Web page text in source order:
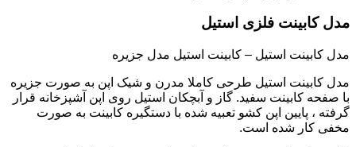
مدل کابینت فلزی استیل
مدل کابینت استیل – کابینت استیل مدل جزیره
مدل کابینت استیل طرحی کاملا مدرن و شیک اپن به صورت جزیره
با صفحه کابینت سفید. گاز و آبچکان استیل روی اپن آشپزخانه قرار
گرفته ، پایین اپن کشو تعبیه شده با دستگیره کابینت به صورت
مخفی کار شده است.